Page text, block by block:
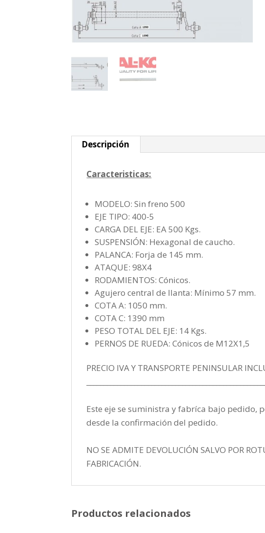
Descripción
Caracteristicas:
MODELO: Sin freno 500
EJE TIPO: 400-5
CARGA DEL EJE: EA 500 Kgs.
SUSPENSIÓN: Hexagonal de caucho.
PALANCA: Forja de 145 mm.
ATAQUE: 98X4
RODAMIENTOS: Cónicos.
Agujero central de llanta: Mínimo 57 mm.
COTA A: 1050 mm.
COTA C: 1390 mm
PESO TOTAL DEL EJE: 14 Kgs.
PERNOS DE RUEDA: Cónicos de M12X1,5
PRECIO IVA Y TRANSPORTE PENINSULAR
Este eje se suministra y fabríca bajo pedido,
desde la confirmación del pedido.
NO SE ADMITE DEVOLUCIÓN SALVO POR
FABRICACIÓN.
Productos relacionados